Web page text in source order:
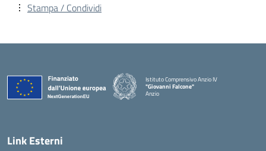
Stampa / Condividi
Istituto Comprensivo Anzio IV
"Giovanni Falcone"
Anzio
Link Esterni